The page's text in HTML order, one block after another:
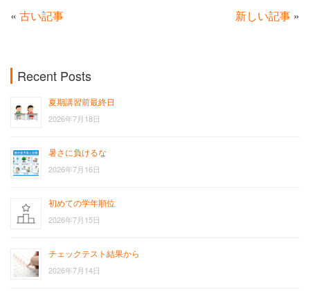
« 古い記事 新しい記事 »
Recent Posts
夏期講習前最終日
2026年7月18日
暑さに負けるな
2026年7月16日
初めての学年順位
2026年7月15日
チェックテスト結果から
2026年7月14日